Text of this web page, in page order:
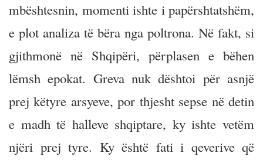
mbështesnin, momenti ishte i papërshtatshëm,
e plot analiza të bëra nga poltrona. Në fakt, si
gjithmonë në Shqipëri, përplasen e bëhen
lëmsh epokat. Greva nuk dështoi për asnjë
prej këtyre arsyeve, por thjesht sepse në detin
e madh të halleve shqiptare, ky ishte vetëm
njëri prej tyre. Ky është fati i qeverive që